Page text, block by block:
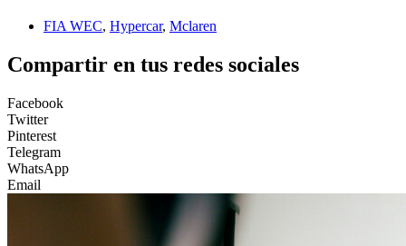
FIA WEC, Hypercar, Mclaren
Compartir en tus redes sociales
Facebook
Twitter
Pinterest
Telegram
WhatsApp
Email